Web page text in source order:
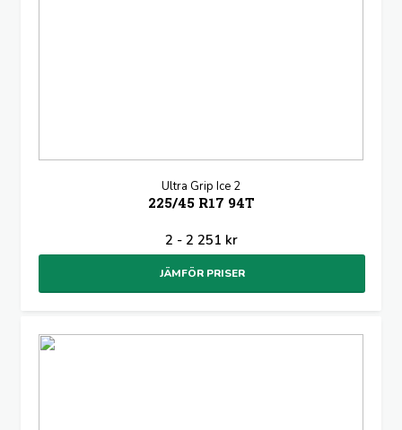
Ultra Grip Ice 2
225/45 R17 94T
2 - 2 251 kr
JÄMFÖR PRISER